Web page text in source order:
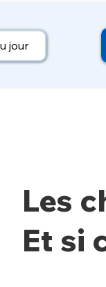
jour
Les
Et si